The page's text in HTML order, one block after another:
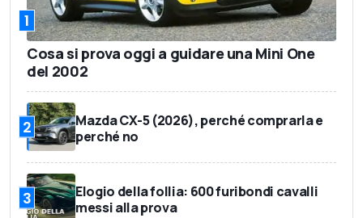
1
Cosa si prova oggi a guidare una Mini One
del 2002
2
Mazda CX-5 (2026), perché comprarla e
perché no
3
Elogio della follia: 600 furibondi cavalli
messi alla prova